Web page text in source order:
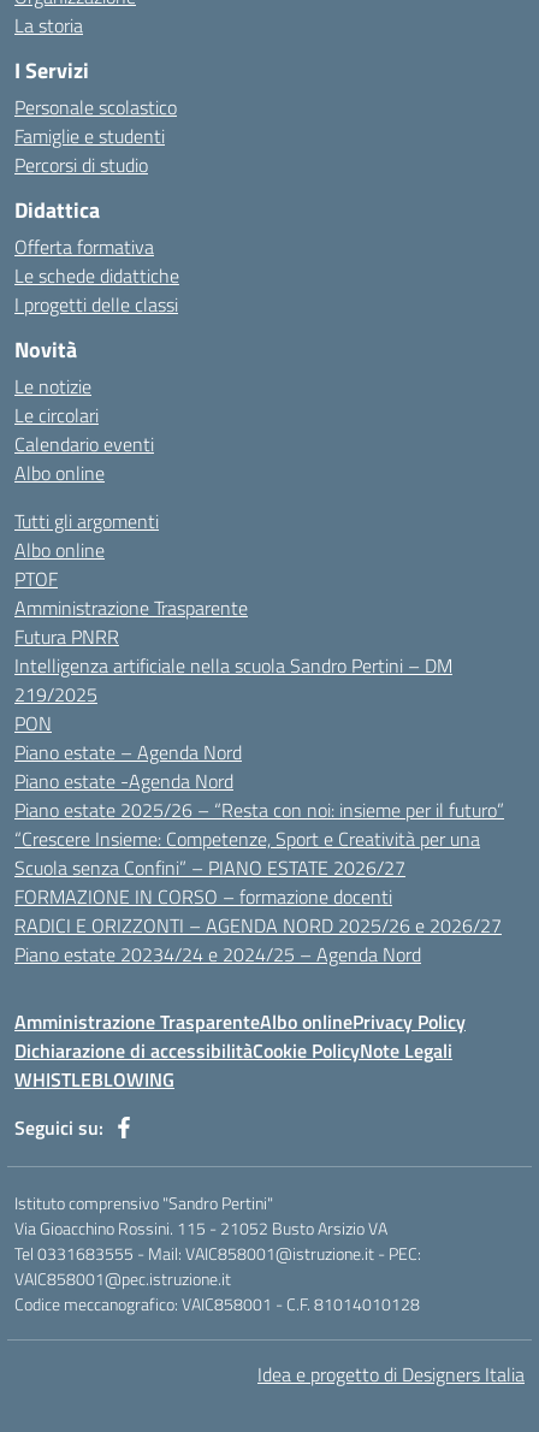
La storia
I Servizi
Personale scolastico
Famiglie e studenti
Percorsi di studio
Didattica
Offerta formativa
Le schede didattiche
I progetti delle classi
Novità
Le notizie
Le circolari
Calendario eventi
Albo online
Tutti gli argomenti
Albo online
PTOF
Amministrazione Trasparente
Futura PNRR
Intelligenza artificiale nella scuola Sandro Pertini – DM
219/2025
PON
Piano estate – Agenda Nord
Piano estate -Agenda Nord
Piano estate 2025/26 – “Resta con noi: insieme per il futuro”
“Crescere Insieme: Competenze, Sport e Creatività per una
Scuola senza Confini” – PIANO ESTATE 2026/27
FORMAZIONE IN CORSO – formazione docenti
RADICI E ORIZZONTI – AGENDA NORD 2025/26 e 2026/27
Piano estate 20234/24 e 2024/25 – Agenda Nord
Amministrazione TrasparenteAlbo onlinePrivacy Policy
Dichiarazione di accessibilitàCookie PolicyNote Legali
WHISTLEBLOWING
Seguici su:
Istituto comprensivo "Sandro Pertini"
Via Gioacchino Rossini. 115 - 21052 Busto Arsizio VA
Tel 0331683555 - Mail: VAIC858001@istruzione.it - PEC:
VAIC858001@pec.istruzione.it
Codice meccanografico: VAIC858001 - C.F. 81014010128
Idea e progetto di Designers Italia